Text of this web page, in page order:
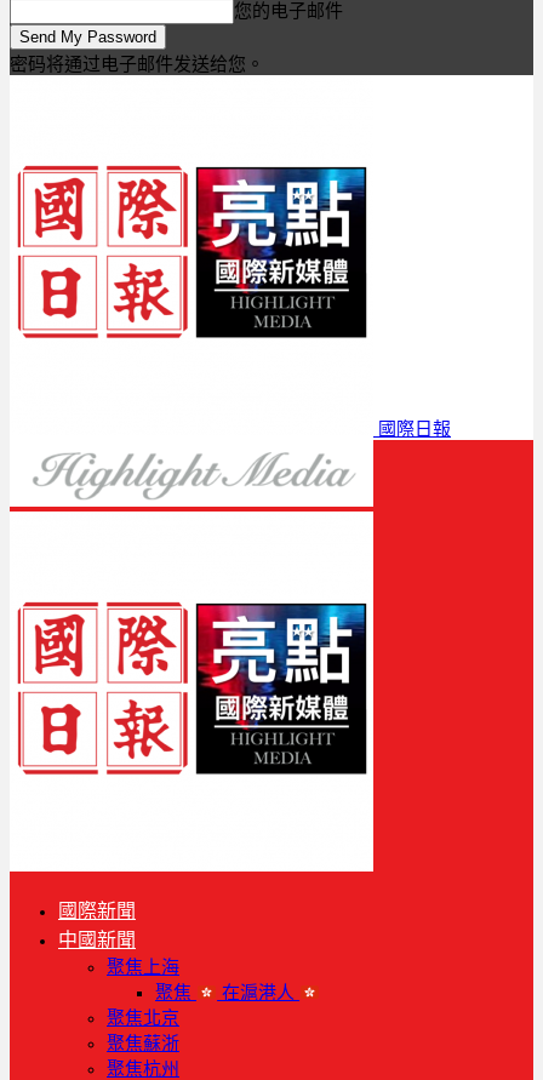
您的电子邮件
密码将通过电子邮件发送给您。
國際日報
國際新聞
中國新聞
聚焦上海
聚焦
在滬港人
聚焦北京
聚焦蘇浙
聚焦杭州